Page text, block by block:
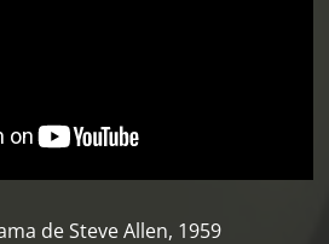
de Steve Allen, 1959